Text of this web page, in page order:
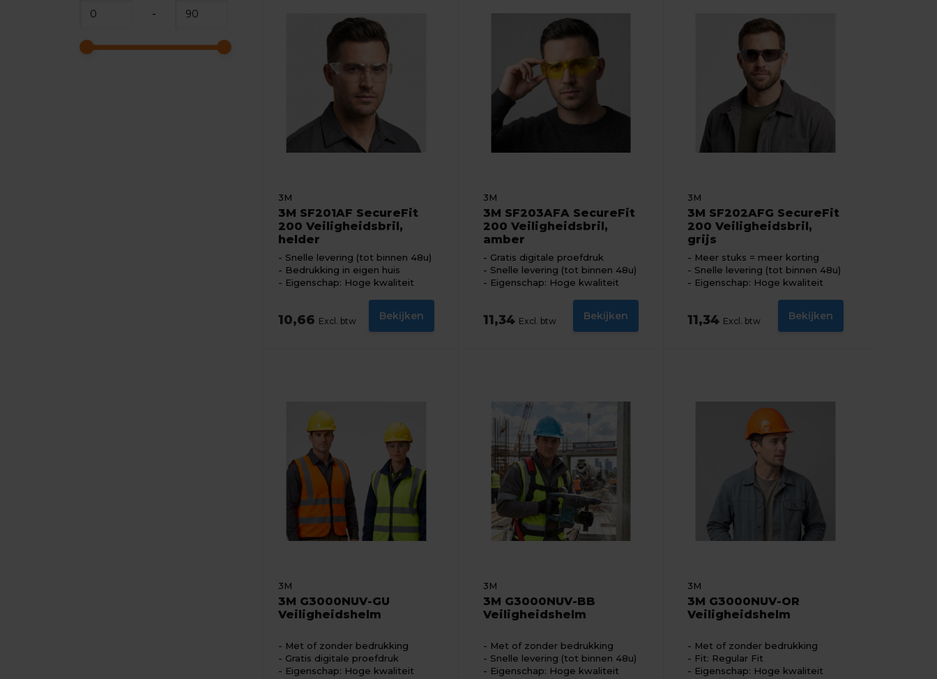
-
3M
3M SF201AF SecureFit
200 Veiligheidsbril,
helder
Snelle levering (tot binnen 48u)
Bedrukking in eigen huis
Eigenschap: Hoge kwaliteit
10,66 Excl. btw Bekijken
3M
3M SF203AFA SecureFit
200 Veiligheidsbril,
amber
Gratis digitale proefdruk
Snelle levering (tot binnen 48u)
Eigenschap: Hoge kwaliteit
11,34 Excl. btw Bekijken
3M
3M SF202AFG SecureFit
200 Veiligheidsbril,
grijs
Meer stuks = meer korting
Snelle levering (tot binnen 48u)
Eigenschap: Hoge kwaliteit
11,34 Excl. btw Bekijken
3M
3M G3000NUV-GU
Veiligheidshelm
Met of zonder bedrukking
Gratis digitale proefdruk
Eigenschap: Hoge kwaliteit
3M
3M G3000NUV-BB
Veiligheidshelm
Met of zonder bedrukking
Snelle levering (tot binnen 48u)
Eigenschap: Hoge kwaliteit
3M
3M G3000NUV-OR
Veiligheidshelm
Met of zonder bedrukking
Fit: Regular Fit
Eigenschap: Hoge kwaliteit